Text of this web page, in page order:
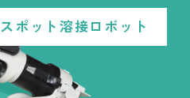
スポット溶接ロボット